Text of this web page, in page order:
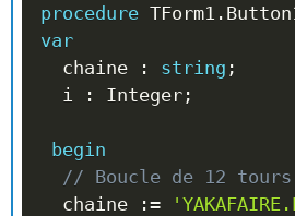
//   c : C
//   c : B
//   c : A
procedure TForm1 .
var
  chaine
: string ;
  i
: Integer ;
begin
// Boucle de 12 tours
  chaine
:=